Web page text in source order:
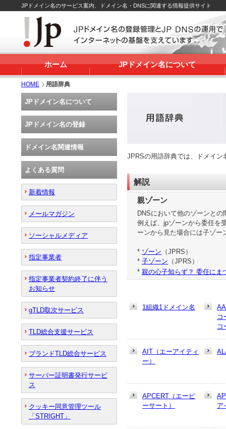
JPドメイン名のサービス案内、ドメイン名・DNSに関連する情報提供サイト
ホーム JPドメイン名について
HOME 用語辞典
JPRSの用語辞典では、ドメイ
解説
親ゾーン
DNSにおいて他のゾーンと
例えば、jpゾーンから委任を
ーンから見た場合には子ゾー
* ゾーン （JPRS）
* 子ゾーン （JPRS）
* 親の心子知らず？ 委任にま
1組織1ドメイン名
コ
コ
AIT（エーアイティ
ー）
APCERT（エーピ
ーサート）
ア
JPドメイン名について
JPドメイン名の登録
ドメイン名関連情報
よくある質問
新着情報
メールマガジン
ソーシャルメディア
指定事業者
指定事業者契約終了に伴う
お知らせ
gTLD取次サービス
TLD総合支援サービス
ブランドTLD総合サービス
サーバー証明書発行サービ
ス
クッキー同意管理ツール
「STRIGHT」